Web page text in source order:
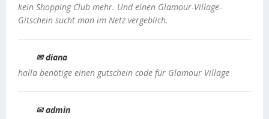
kein Shopping Club mehr. Und einen Glamour-Village-
Gitschein sucht man im Netz vergeblich.
✉ diana
halla benötige einen gutschein code für Glamour Village
✉ admin